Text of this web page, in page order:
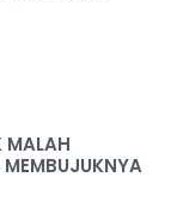
MALAH